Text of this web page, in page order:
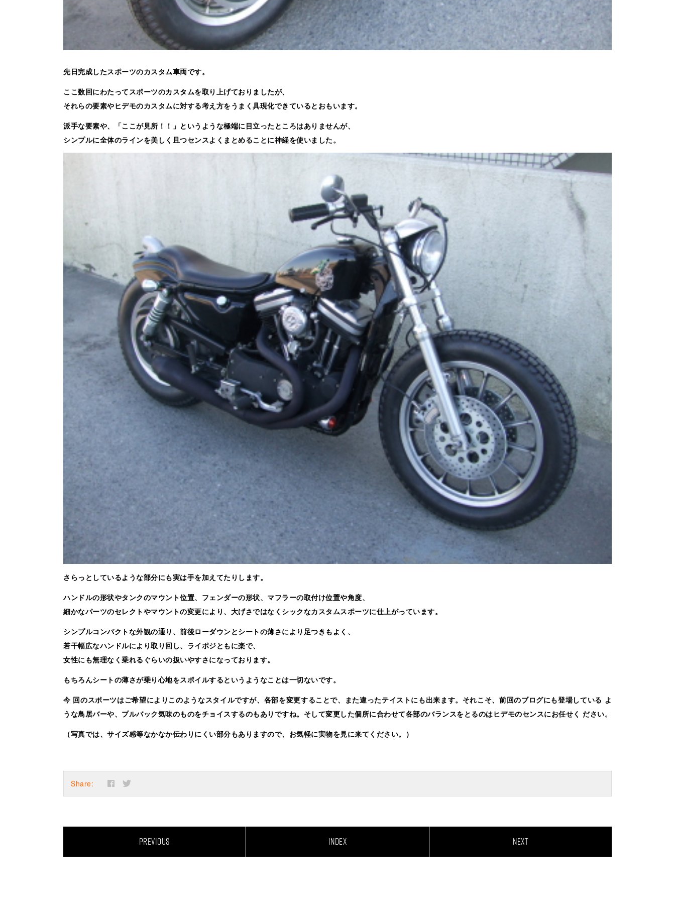
先日完成したスポーツのカスタム車両です。
ここ数回にわたってスポーツのカスタムを取り上げておりましたが、
それらの要素やヒデモのカスタムに対する考え方をうまく具現化できているとおもいます。
派手な要素や、「ここが見所！！」というような極端に目立ったところはありませんが、
シンプルに全体のラインを美しく且つセンスよくまとめることに神経を使いました。
さらっとしているような部分にも実は手を加えてたりします。
ハンドルの形状やタンクのマウント位置、フェンダーの形状、マフラーの取付け位置や角度、
細かなパーツのセレクトやマウントの変更により、大げさではなくシックなカスタムスポーツに仕上がっています。
シンプルコンパクトな外観の通り、前後ローダウンとシートの薄さにより足つきもよく、
若干幅広なハンドルにより取り回し、ライポジともに楽で、
女性にも無理なく乗れるぐらいの扱いやすさになっております。
もちろんシートの薄さが乗り心地をスポイルするというようなことは一切ないです。
今 回のスポーツはご希望によりこのようなスタイルですが、各部を変更することで、また違ったテイストにも出来ます。それこそ、前回のブログにも登場している よ
うな鳥居バーや、プルバック気味のものをチョイスするのもありですね。そして変更した個所に合わせて各部のバランスをとるのはヒデモのセンスにお任せく ださい。
（写真では、サイズ感等なかなか伝わりにくい部分もありますので、お気軽に実物を見に来てください。）
Share:
PREVIOUS INDEX NEXT